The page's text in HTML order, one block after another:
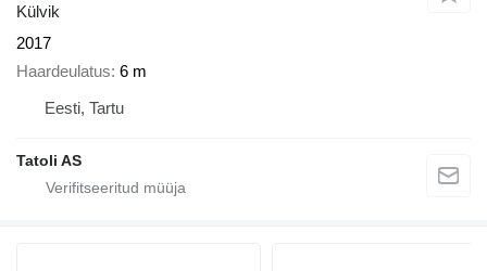
Külvik
2017
Haardeulatus 6 m
Eesti, Tartu
Tatoli AS